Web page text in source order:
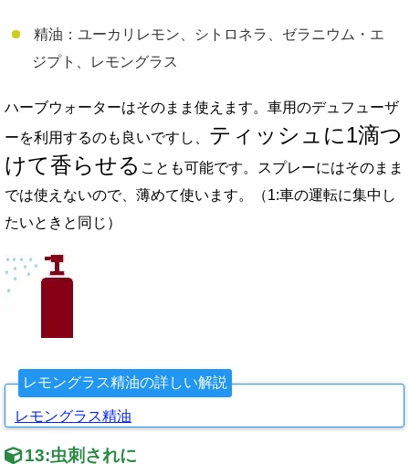
精油：ユーカリレモン、シトロネラ、ゼラニウム・エ
ジプト、レモングラス
ハーブウォーターはそのまま使えます。車用のデュフューザ
ーを利用するのも良いですし、 ティッシュに1滴つ
けて香らせる ことも可能です。スプレーにはそのまま
では使えないので、薄めて使います。（1:車の運転に集中し
たいときと同じ）
レモングラス精油の詳しい解説
レモングラス精油
13:虫刺されに